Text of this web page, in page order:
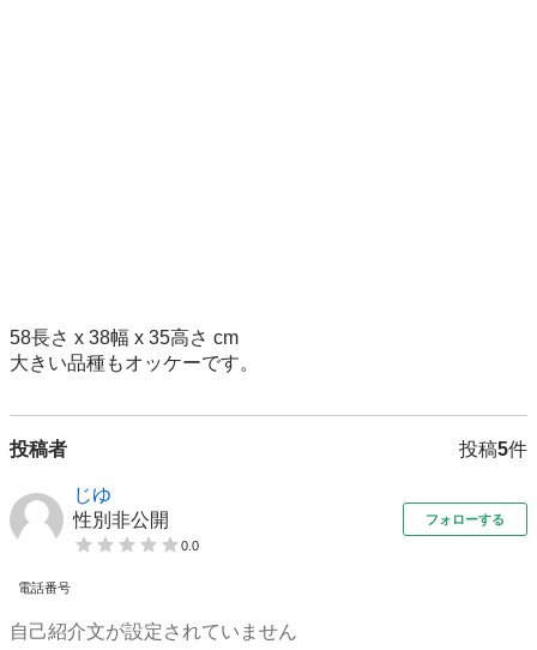
58長さ x 38幅 x 35高さ cm
大きい品種もオッケーです。
投稿者 投稿5件
じゆ
性別非公開
0.0
フォローする
電話番号
自己紹介文が設定されていません